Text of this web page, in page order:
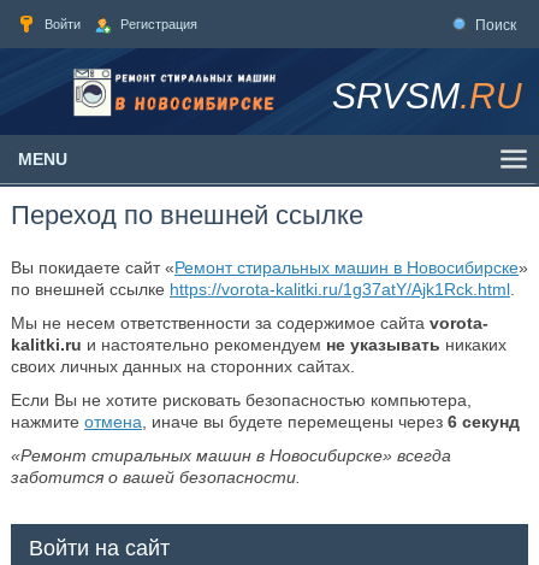
Войти Регистрация Поиск
SRVSM.RU
MENU
Переход по внешней ссылке
Вы покидаете сайт «Ремонт стиральных машин в Новосибирске»
по внешней ссылке https://vorota-kalitki.ru/1g37atY/Ajk1Rck.html.
Мы не несем ответственности за содержимое сайта vorota-
kalitki.ru и настоятельно рекомендуем не указывать никаких
своих личных данных на сторонних сайтах.
Если Вы не хотите рисковать безопасностью компьютера,
нажмите отмена , иначе вы будете перемещены через 6секунд
«Ремонт стиральных машин в Новосибирске» всегда
заботится о вашей безопасности.
Войти на сайт